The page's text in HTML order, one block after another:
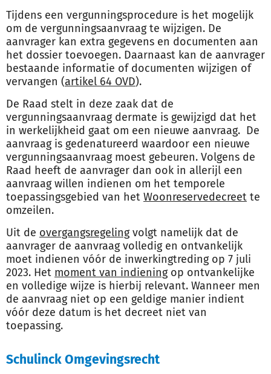
Tijdens een vergunningsprocedure is het mogelijk
om de vergunningsaanvraag te wijzigen. De
aanvrager kan extra gegevens en documenten aan
het dossier toevoegen. Daarnaast kan de aanvrager
bestaande informatie of documenten wijzigen of
vervangen (artikel 64 OVD).
De Raad stelt in deze zaak dat de
vergunningsaanvraag dermate is gewijzigd dat het
in werkelijkheid gaat om een nieuwe aanvraag. De
aanvraag is gedenatureerd waardoor een nieuwe
vergunningsaanvraag moest gebeuren. Volgens de
Raad heeft de aanvrager dan ook in allerijl een
aanvraag willen indienen om het temporele
toepassingsgebied van het Woonreservedecreet te
omzeilen.
Uit de overgangsregelingvolgt namelijk dat de
aanvrager de aanvraag volledig en ontvankelijk
moet indienen vóór de inwerkingtreding op 7 juli
2023. Het moment van indieningop ontvankelijke
en volledige wijze is hierbij relevant. Wanneer men
de aanvraag niet op een geldige manier indient
vóór deze datum is het decreet niet van
toepassing.
Schulinck Omgevingsrecht